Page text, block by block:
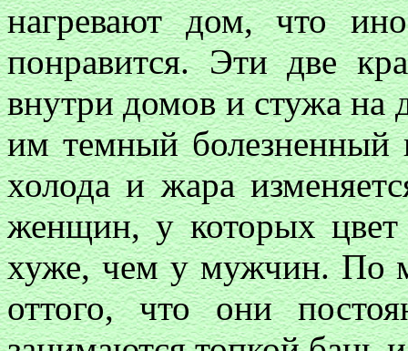
нагревают дом, что
понравится. Эти две
внутри домов и стужа на
им темный болезненный
холода и жара
женщин, у которых цвет
хуже, чем у мужчин. По
оттого, что они